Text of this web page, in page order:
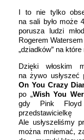
I to nie tylko
na sali było może
porusza ludzi
Rogerem
„dziadków” na
Dzięki włoskim
na żywo usłyszeć
On You Crazy
po „Wish You
gdy Pink Floyd
Ale usłyszeliśmy
można mniemać,